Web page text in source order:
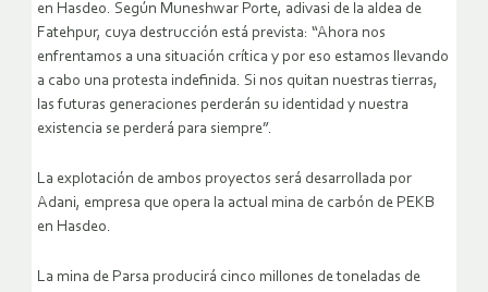
en Hasdeo. Según Muneshwar Porte, adivasi de la aldea de
Fatehpur, cuya destrucción está prevista: “Ahora nos
enfrentamos a una situación crítica y por eso estamos llevando
a cabo una protesta indefinida. Si nos quitan nuestras tierras,
las futuras generaciones perderán su identidad y nuestra
existencia se perderá para siempre”.
La explotación de ambos proyectos será desarrollada por
Adani, empresa que opera la actual mina de carbón de PEKB
en Hasdeo.
La mina de Parsa producirá cinco millones de toneladas de